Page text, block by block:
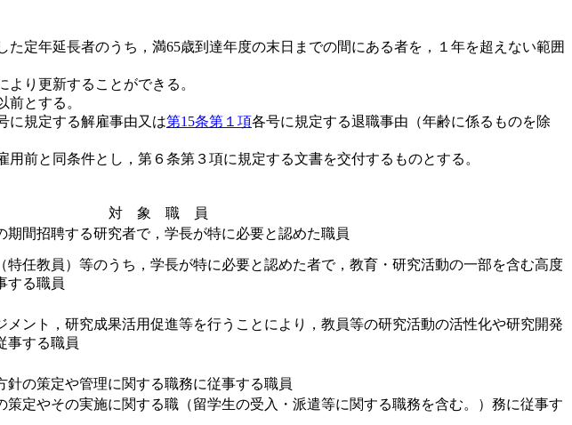
定年延長者のうち，満65歳到達年度の末日までの間にある者を，１年を超えない範囲
り更新することができる。
とする。
に規定する解雇事由又は第15条第１項各号に規定する退職事由（年齢に係るものを除
前と同条件とし，第６条第３項に規定する文書を交付するものとする。
対 象 職 員
間招聘する研究者で，学長が特に必要と認めた職員
任教員）等のうち，学長が特に必要と認めた者で，教育・研究活動の一部を含む高度
する職員
ント，研究成果活用促進等を行うことにより，教員等の研究活動の活性化や研究開発
事する職員
の策定や管理に関する職務に従事する職員
定やその実施に関する職（留学生の受入・派遣等に関する職務を含む。）務に従事す